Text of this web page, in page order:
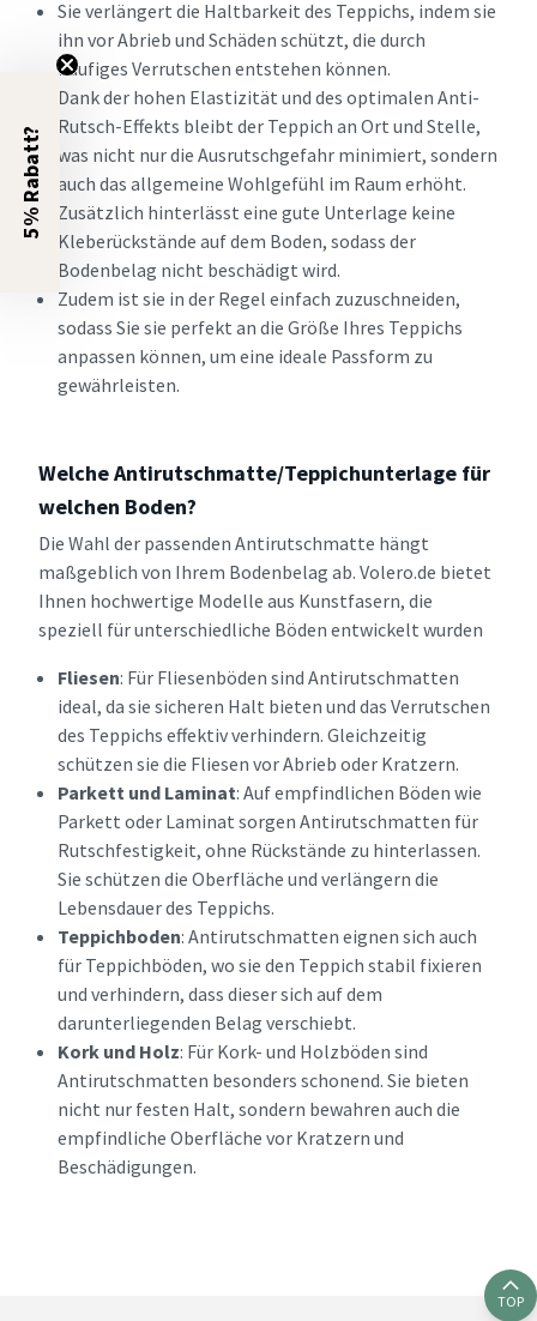
Sie verlängert die Haltbarkeit des Teppichs, indem sie
ihn vor Abrieb und Schäden schützt, die durch
häufiges Verrutschen entstehen können.
Dank der hohen Elastizität und des optimalen Anti-
Rutsch-Effekts bleibt der Teppich an Ort und Stelle,
was nicht nur die Ausrutschgefahr minimiert, sondern
auch das allgemeine Wohlgefühl im Raum erhöht.
Zusätzlich hinterlässt eine gute Unterlage keine
Kleberückstände auf dem Boden, sodass der
Bodenbelag nicht beschädigt wird.
Zudem ist sie in der Regel einfach zuzuschneiden,
sodass Sie sie perfekt an die Größe Ihres Teppichs
anpassen können, um eine ideale Passform zu
gewährleisten.
Welche Antirutschmatte/Teppichunterlage für
welchen Boden?
Die Wahl der passenden Antirutschmatte hängt
maßgeblich von Ihrem Bodenbelag ab. Volero.de bietet
Ihnen hochwertige Modelle aus Kunstfasern, die
speziell für unterschiedliche Böden entwickelt wurden
Fliesen: Für Fliesenböden sind Antirutschmatten
ideal, da sie sicheren Halt bieten und das Verrutschen
des Teppichs effektiv verhindern. Gleichzeitig
schützen sie die Fliesen vor Abrieb oder Kratzern.
Parkett und Laminat: Auf empfindlichen Böden wie
Parkett oder Laminat sorgen Antirutschmatten für
Rutschfestigkeit, ohne Rückstände zu hinterlassen.
Sie schützen die Oberfläche und verlängern die
Lebensdauer des Teppichs.
Teppichboden: Antirutschmatten eignen sich auch
für Teppichböden, wo sie den Teppich stabil fixieren
und verhindern, dass dieser sich auf dem
darunterliegenden Belag verschiebt.
Kork und Holz: Für Kork- und Holzböden sind
Antirutschmatten besonders schonend. Sie bieten
nicht nur festen Halt, sondern bewahren auch die
empfindliche Oberfläche vor Kratzern und
Beschädigungen.
TOP
5% Rabatt?